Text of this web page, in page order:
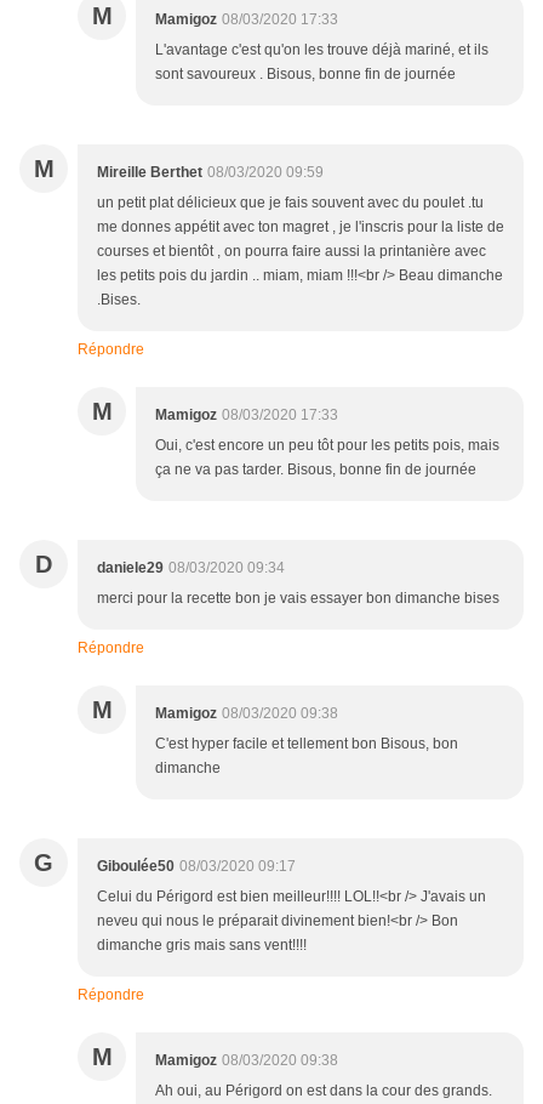
M Mamigoz 08/03/2020 17:33
L'avantage c'est qu'on les trouve déjà mariné, et ils
sont savoureux . Bisous, bonne fin de journée
M Mireille Berthet 08/03/2020 09:59
un petit plat délicieux que je fais souvent avec du poulet .tu
me donnes appétit avec ton magret , je l'inscris pour la liste de
courses et bientôt , on pourra faire aussi la printanière avec
les petits pois du jardin .. miam, miam !!!<br /> Beau dimanche
.Bises.
Répondre
M Mamigoz 08/03/2020 17:33
Oui, c'est encore un peu tôt pour les petits pois, mais
ça ne va pas tarder. Bisous, bonne fin de journée
D daniele29 08/03/2020 09:34
merci pour la recette bon je vais essayer bon dimanche bises
Répondre
M Mamigoz 08/03/2020 09:38
C'est hyper facile et tellement bon Bisous, bon
dimanche
G Giboulée50 08/03/2020 09:17
Celui du Périgord est bien meilleur!!!! LOL!!<br /> J'avais un
neveu qui nous le préparait divinement bien!<br /> Bon
dimanche gris mais sans vent!!!!
Répondre
M Mamigoz 08/03/2020 09:38
Ah oui, au Périgord on est dans la cour des grands.